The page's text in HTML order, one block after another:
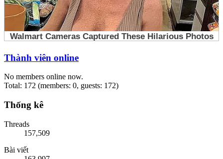
Thành viên online
No members online now.
Total: 172 (members: 0, guests: 172)
Thống kê
Threads
157,509
Bài viết